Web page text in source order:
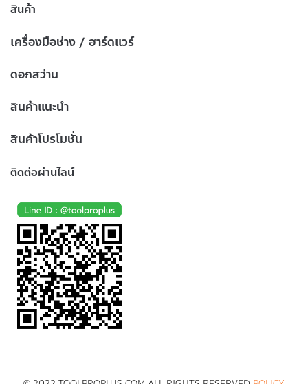
สินค้า
เครื่องมือช่าง / ฮาร์ดแวร์
ดอกสว่าน
สินค้าแนะนำ
สินค้าโปรโมชั่น
ติดต่อผ่านไลน์